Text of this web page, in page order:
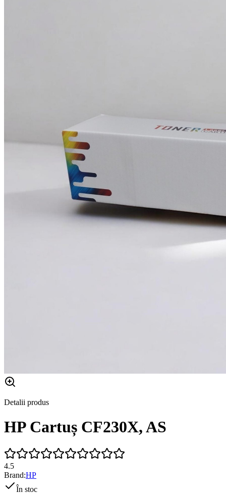
Detalii produs
HP Cartuș CF230X, AS
4.5
Brand:HP
În stoc